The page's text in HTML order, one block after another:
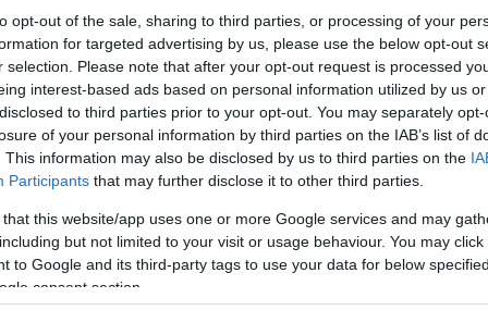
opt-out of the sale, sharing to third parties, or processing of your
for targeted advertising by us, please use the below opt-out
selection. Please note that after your opt-out request is processed
interest-based ads based on personal information utilized by us
to third parties prior to your opt-out. You may separately
of your personal information by third parties on the IAB’s list of
This information may also be disclosed by us to third parties on the
Participants that may further disclose it to other third parties.
that this website/app uses one or more Google services and may
but not limited to your visit or usage behaviour. You may
to Google and its third-party tags to use your data for below
consent section.
készült: a közúti-vasúti közösségi
módon kell biztosítani, úgy, hogy az
utasokat, sőt, váljon vonzóbbá és
hangsúlyozta: a Volánbusz minden fejlesztése
közlekedést az egyéni utazás helyett. Az
mellett a MÁV-val közös menetrendfejlesztés,
kialakítása lehetővé teszi, illetve megkönnyíti a
megyeszékhelyek és a főváros minél
A busztársaság a járműflotta
nemcsak a szolgáltatási színvonal